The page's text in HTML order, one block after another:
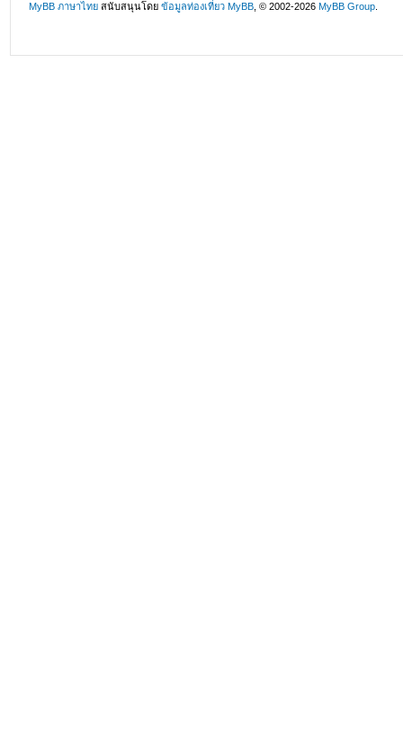
MyBB ภาษาไทย สนับสนุนโดยข้อมูลท่องเที่ยว MyBB , © 2002-2026MyBB Group